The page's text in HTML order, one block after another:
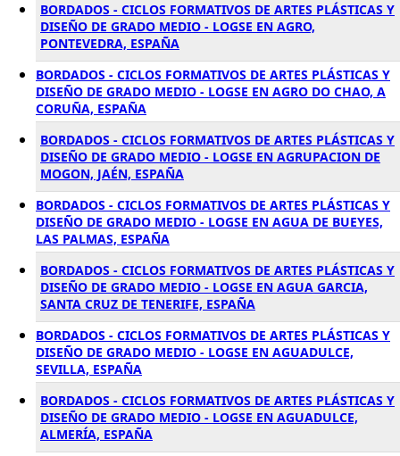
BORDADOS - CICLOS FORMATIVOS DE ARTES PLÁSTICAS Y
DISEÑO DE GRADO MEDIO - LOGSE EN AGRO,
PONTEVEDRA, ESPAÑA
BORDADOS - CICLOS FORMATIVOS DE ARTES PLÁSTICAS Y
DISEÑO DE GRADO MEDIO - LOGSE EN AGRO DO CHAO, A
CORUÑA, ESPAÑA
BORDADOS - CICLOS FORMATIVOS DE ARTES PLÁSTICAS Y
DISEÑO DE GRADO MEDIO - LOGSE EN AGRUPACION DE
MOGON, JAÉN, ESPAÑA
BORDADOS - CICLOS FORMATIVOS DE ARTES PLÁSTICAS Y
DISEÑO DE GRADO MEDIO - LOGSE EN AGUA DE BUEYES,
LAS PALMAS, ESPAÑA
BORDADOS - CICLOS FORMATIVOS DE ARTES PLÁSTICAS Y
DISEÑO DE GRADO MEDIO - LOGSE EN AGUA GARCIA,
SANTA CRUZ DE TENERIFE, ESPAÑA
BORDADOS - CICLOS FORMATIVOS DE ARTES PLÁSTICAS Y
DISEÑO DE GRADO MEDIO - LOGSE EN AGUADULCE,
SEVILLA, ESPAÑA
BORDADOS - CICLOS FORMATIVOS DE ARTES PLÁSTICAS Y
DISEÑO DE GRADO MEDIO - LOGSE EN AGUADULCE,
ALMERÍA, ESPAÑA